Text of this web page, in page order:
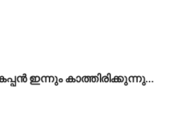
ഇന്നും കാത്തിരിക്കുന്നു…